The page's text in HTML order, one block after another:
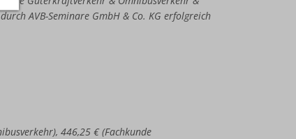
AVB-Seminare GmbH & Co. KG erfolgreich
446,25 € (Fachkunde